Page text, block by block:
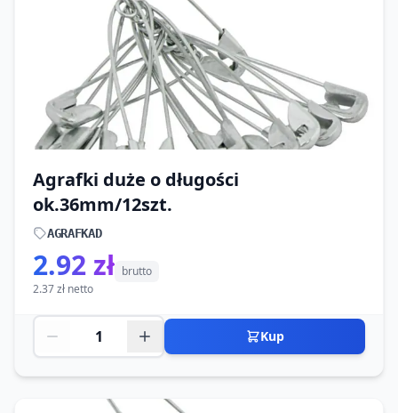
Agrafki duże o długości
ok.36mm/12szt.
AGRAFKAD
2.92 zł brutto
2.37 zł netto
Kup